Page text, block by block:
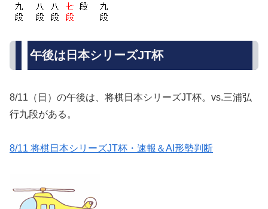
午後は日本シリーズJT杯
8/11（日）の午後は、将棋日本シリーズJT杯。vs.三浦弘
行九段がある。
8/11 将棋日本シリーズJT杯・速報＆AI形勢判断